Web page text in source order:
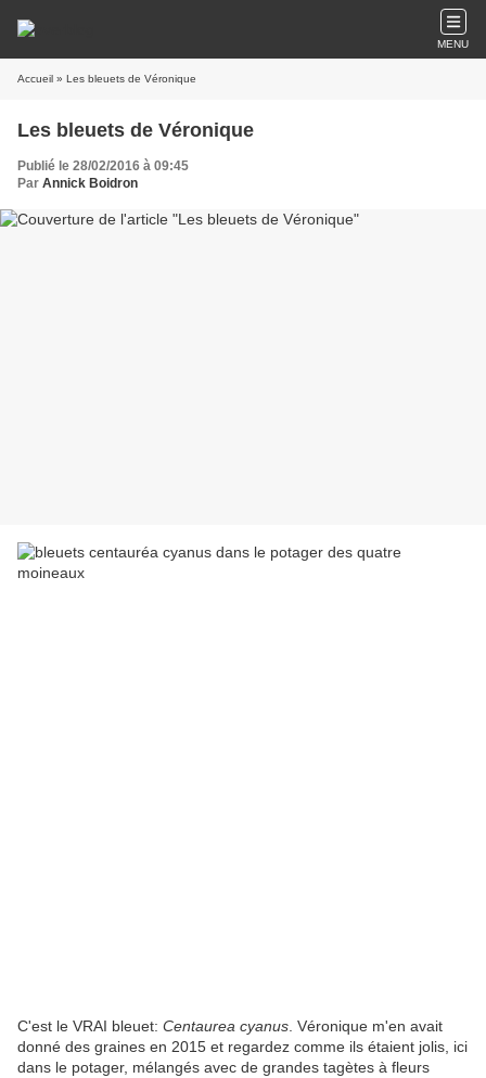
MENU
Accueil » Les bleuets de Véronique
Les bleuets de Véronique
Publié le 28/02/2016 à 09:45
Par Annick Boidron
C'est le VRAI bleuet: Centaurea cyanus . Véronique m'en avait
donné des graines en 2015 et regardez comme ils étaient jolis, ici
dans le potager, mélangés avec de grandes tagètes à fleurs